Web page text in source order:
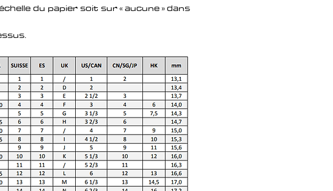
du papier soit sur « aucune » dans